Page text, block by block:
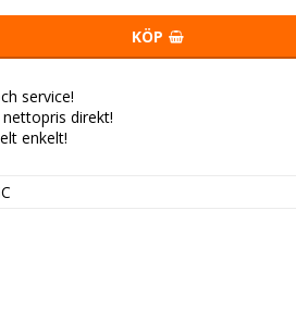
KÖP
service!
nettopris direkt!
enkelt!